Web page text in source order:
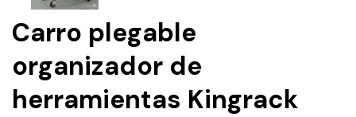
Carro plegable
organizador de
herramientas Kingrack